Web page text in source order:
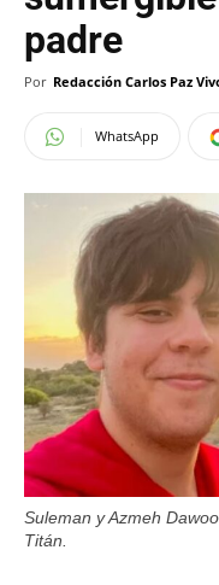
padre
Por Redacción Carlos Paz
WhatsApp
Suleman y Azmeh
Titán.